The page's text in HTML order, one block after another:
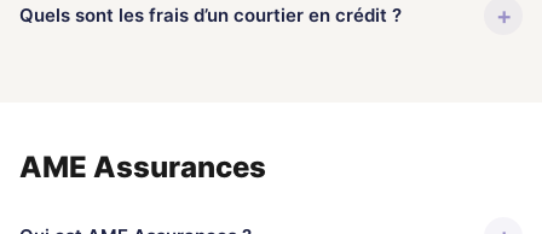
Quels sont les frais d’un courtier en crédit ? +
AME Assurances